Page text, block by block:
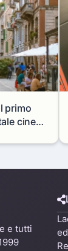
primo
cinese
e tutti